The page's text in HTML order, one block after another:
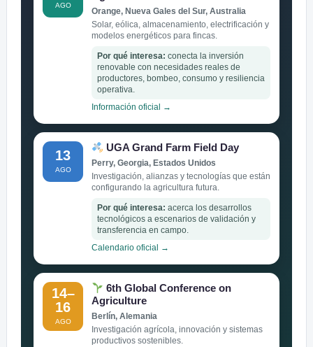
AGO
Orange, Nueva Gales del Sur, Australia
Solar, eólica, almacenamiento, electrificación y
modelos energéticos para fincas.
Por qué interesa: conecta la inversión
renovable con necesidades reales de
productores, bombeo, consumo y resiliencia
operativa.
Información oficial →
13
AGO
UGA Grand Farm Field Day
Perry, Georgia, Estados Unidos
Investigación, alianzas y tecnologías que están
configurando la agricultura futura.
Por qué interesa: acerca los desarrollos
tecnológicos a escenarios de validación y
transferencia en campo.
Calendario oficial →
14–
16
AGO
6th Global Conference on
Agriculture
Berlín, Alemania
Investigación agrícola, innovación y sistemas
productivos sostenibles.